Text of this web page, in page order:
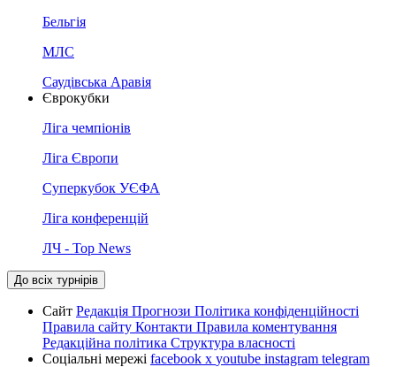
Бельгія
МЛС
Саудівська Аравія
Єврокубки
Ліга чемпіонів
Ліга Європи
Суперкубок УЄФА
Ліга конференцій
ЛЧ - Top News
До всіх турнірів
Сайт Редакція Прогнози Політика конфіденційності
Правила сайту Контакти Правила коментування
Редакційна політика Структура власності
Соціальні мережі facebook x youtube instagram telegram